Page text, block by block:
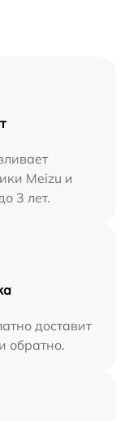
Meizu и
3 лет.
доставит
обратно.